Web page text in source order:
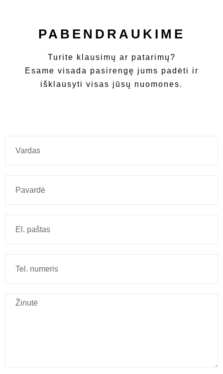
PABENDRAUKIME
Turite klausimų ar patarimų?
Esame visada pasirengę jums padėti ir
išklausyti visas jūsų nuomones.